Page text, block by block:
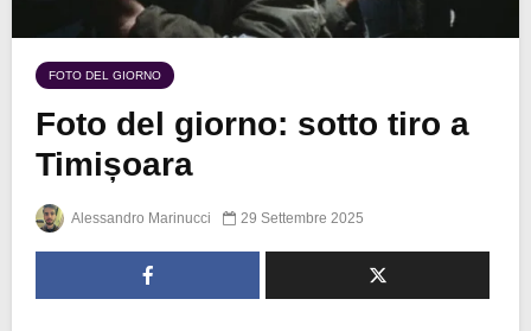
FOTO DEL GIORNO
Foto del giorno: sotto tiro a
Timișoara
Alessandro Marinucci 29 Settembre 2025